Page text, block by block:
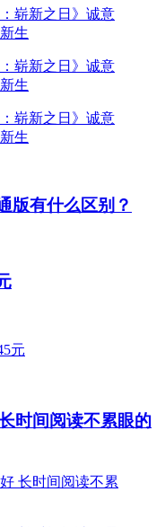
版有什么区别？
时间阅读不累眼的